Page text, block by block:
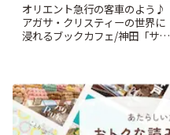
オリエント急行の客車のよう♪
アガサ・クリスティーの世界に
浸れるブックカフェ/神田「サロ